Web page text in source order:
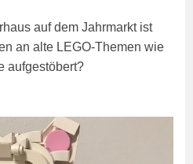
auf dem Jahrmarkt ist
an alte LEGO-Themen wie
aufgestöbert?